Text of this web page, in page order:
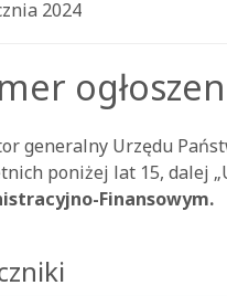
2024
generalny Urzędu
poniżej lat 15, dalej
Finansowym.